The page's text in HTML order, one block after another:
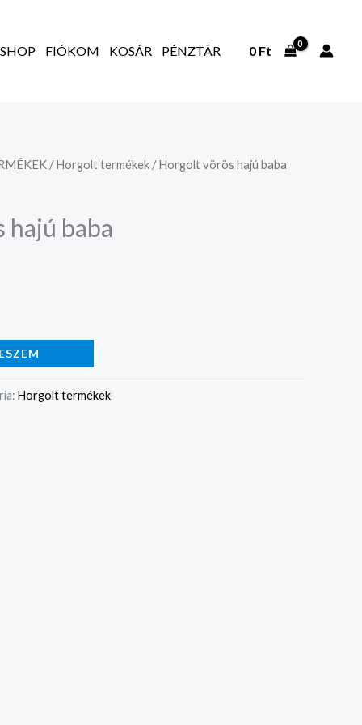
FIÓKOM KOSÁR PÉNZTÁR 0 Ft
/Horgolt termékek / Horgolt vörös hajú baba
baba
Horgolt termékek